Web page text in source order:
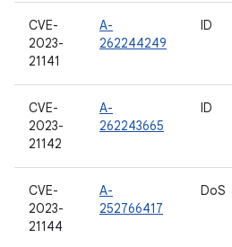
CVE-
2023-
21141
A-
262244249
ID
CVE-
2023-
21142
A-
262243665
ID
CVE-
2023-
21144
A-
252766417
DoS